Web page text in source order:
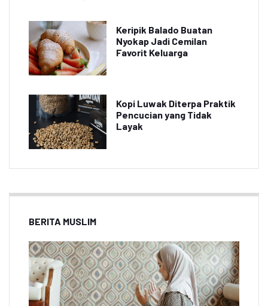
Keripik Balado Buatan
Nyokap Jadi Cemilan
Favorit Keluarga
Kopi Luwak Diterpa Praktik
Pencucian yang Tidak
Layak
BERITA MUSLIM